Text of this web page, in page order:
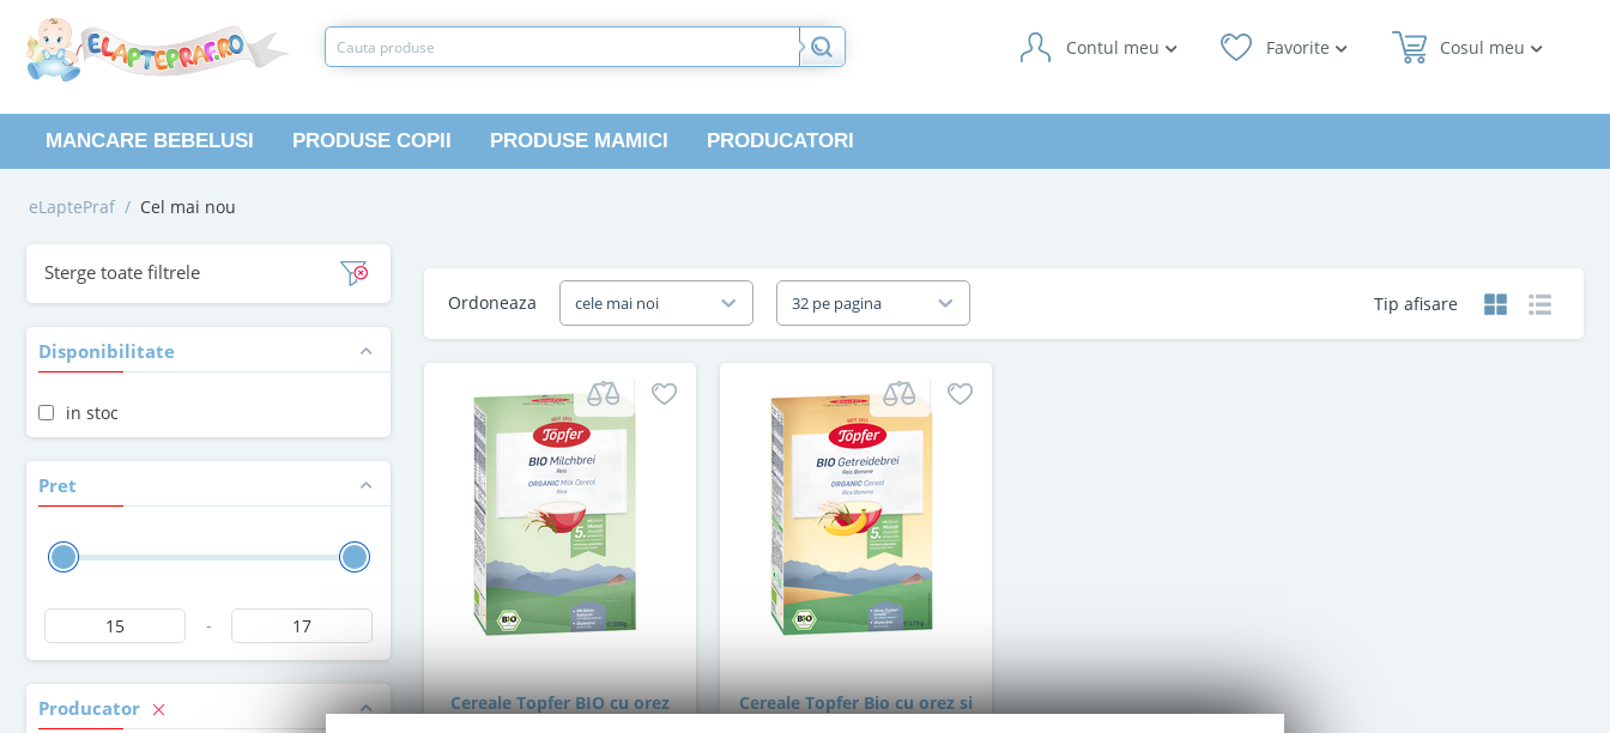
Cosul meu
Favorite
Contul meu
MANCARE BEBELUSI PRODUSE COPII PRODUSE MAMICI PRODUCATORI
eLaptePraf / Cel mai nou
Sterge toate filtrele
Disponibilitate
in stoc
Pret
-
Producator
Tip afisare
Ordoneaza cele mai noi 32 pe pagina
Cereale Topfer BIO cu orez
si lapte de la 5 luni 200 g
Cereale Topfer Bio cu orez si
banane de la 5 luni 175 g